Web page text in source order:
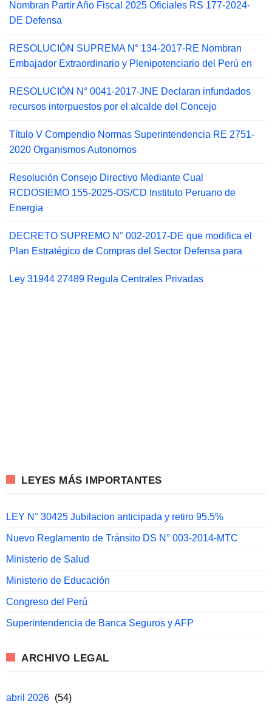
Nombran Partir Año Fiscal 2025 Oficiales RS 177-2024-
DE Defensa
RESOLUCIÓN SUPREMA N° 134-2017-RE Nombran
Embajador Extraordinario y Plenipotenciario del Perú en
RESOLUCIÓN N° 0041-2017-JNE Declaran infundados
recursos interpuestos por el alcalde del Concejo
Título V Compendio Normas Superintendencia RE 2751-
2020 Organismos Autonomos
Resolución Consejo Directivo Mediante Cual
RCDOSIEMO 155-2025-OS/CD Instituto Peruano de
Energia
DECRETO SUPREMO N° 002-2017-DE que modifica el
Plan Estratégico de Compras del Sector Defensa para
Ley 31944 27489 Regula Centrales Privadas
LEYES MÁS IMPORTANTES
LEY N° 30425 Jubilacion anticipada y retiro 95.5%
Nuevo Reglamento de Tránsito DS N° 003-2014-MTC
Ministerio de Salud
Ministerio de Educación
Congreso del Perú
Superintendencia de Banca Seguros y AFP
ARCHIVO LEGAL
abril 2026 (54)